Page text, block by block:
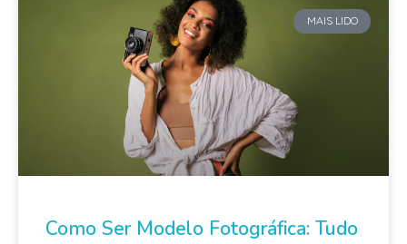
MAIS LIDO
Como Ser Modelo Fotográfica: Tudo